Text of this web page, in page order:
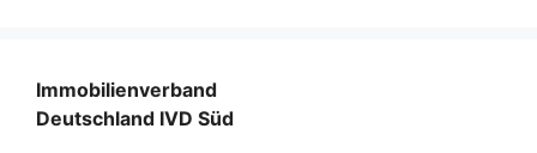
Immobilienverband
Deutschland IVD Süd